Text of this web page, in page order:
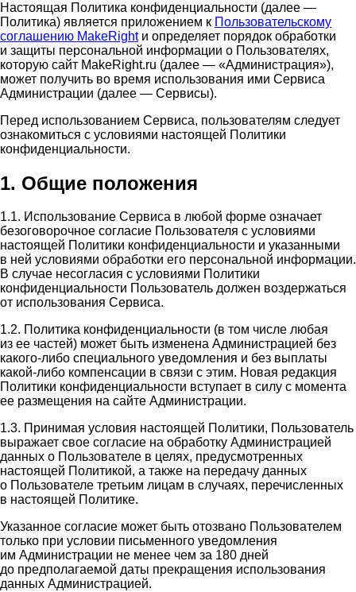
Настоящая Политика конфиденциальности (далее —
Политика) является приложением к Пользовательскому
соглашению MakeRightи определяет порядок обработки
и защиты персональной информации о Пользователях,
которую сайт MakeRight.ru (далее — «Администрация»),
может получить во время использования ими Cервиса
Администрации (далее — Сервисы).
Перед использованием Сервиса, пользователям следует
ознакомиться с условиями настоящей Политики
конфиденциальности.
1. Общие положения
1.1. Использование Сервиса в любой форме означает
безоговорочное согласие Пользователя с условиями
настоящей Политики конфиденциальности и указанными
в ней условиями обработки его персональной информации.
В случае несогласия с условиями Политики
конфиденциальности Пользователь должен воздержаться
от использования Сервиса.
1.2. Политика конфиденциальности (в том числе любая
из ее частей) может быть изменена Администрацией без
какого-либо специального уведомления и без выплаты
какой-либо компенсации в связи с этим. Новая редакция
Политики конфиденциальности вступает в силу с момента
ее размещения на сайте Администрации.
1.3. Принимая условия настоящей Политики, Пользователь
выражает свое согласие на обработку Администрацией
данных о Пользователе в целях, предусмотренных
настоящей Политикой, а также на передачу данных
о Пользователе третьим лицам в случаях, перечисленных
в настоящей Политике.
Указанное согласие может быть отозвано Пользователем
только при условии письменного уведомления
им Администрации не менее чем за 180 дней
до предполагаемой даты прекращения использования
данных Администрацией.